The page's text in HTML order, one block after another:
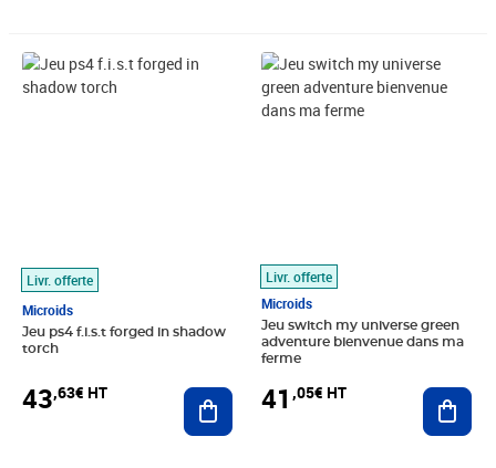
Livr. offerte
Microids
Jeu ps4 f.i.s.t forged in shadow
torch
43,63€ HT
Prix 43,63€ HT
Ajouter au panier
Livr. offerte
Microids
Jeu switch my universe green
adventure bienvenue dans ma
ferme
41 ,05€ HT
Prix 41,05€ HT